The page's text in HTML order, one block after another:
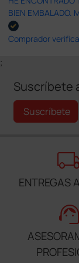
BIEN EMBALADO.
Comprador
;
Suscríbete
Suscríbete
ENTREGAS